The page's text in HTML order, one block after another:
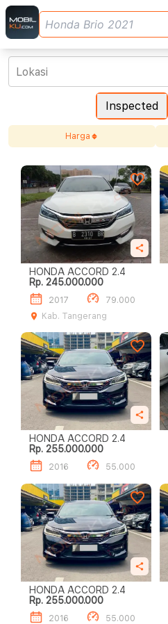
Inspected
Lokasi
Harga
HONDA ACCORD 2.4
Rp. 245.000.000
2017
79.000
Kab. Tangerang
HONDA ACCORD 2.4
Rp. 255.000.000
2016 55.000
HONDA ACCORD 2.4
Rp. 255.000.000
2016 55.000